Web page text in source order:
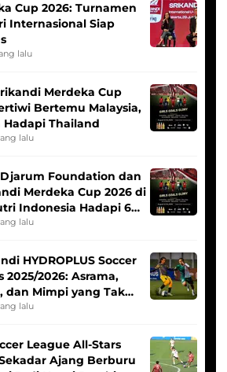
Cup 2026: Turnamen
Internasional Siap
lalu
Merdeka Cup
Bertemu Malaysia,
Thailand
lalu
Foundation dan
Merdeka Cup 2026 di
Indonesia Hadapi 6
lalu
HYDROPLUS Soccer
2025/2026: Asrama,
dan Mimpi yang Tak
lalu
League All-Stars
Ajang Berburu